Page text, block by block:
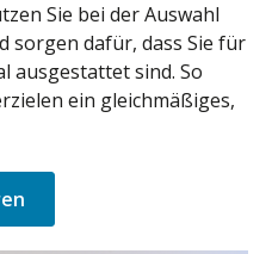
Sie bei der Auswahl
sorgen dafür, dass Sie für
ausgestattet sind. So
ein gleichmäßiges,